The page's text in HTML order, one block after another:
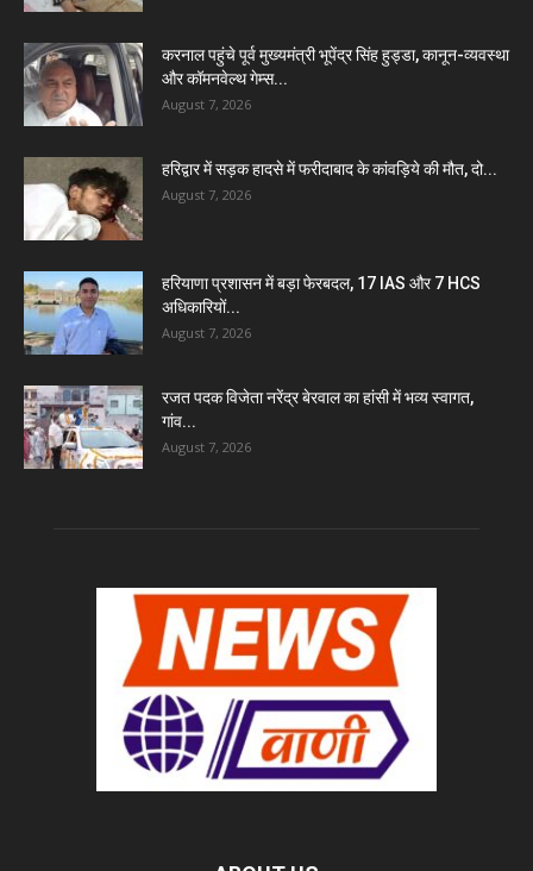
करनाल पहुंचे पूर्व मुख्यमंत्री भूपेंद्र सिंह हुड्डा, कानून-व्यवस्था
और कॉमनवेल्थ गेम्स...
August 7, 2026
हरिद्वार में सड़क हादसे में फरीदाबाद के कांवड़िये की मौत, दो...
August 7, 2026
हरियाणा प्रशासन में बड़ा फेरबदल, 17 IAS और 7 HCS
अधिकारियों...
August 7, 2026
रजत पदक विजेता नरेंद्र बेरवाल का हांसी में भव्य स्वागत,
गांव...
August 7, 2026